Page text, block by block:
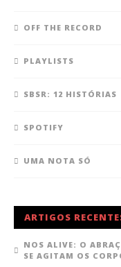
OFF THE RECORD
PLAYLISTS
SBSR: 12 HISTÓRIAS
SPOTIFY
UMA NOTA SÓ
ARTIGOS
NOS ALIVE: O
SE AGITAM OS